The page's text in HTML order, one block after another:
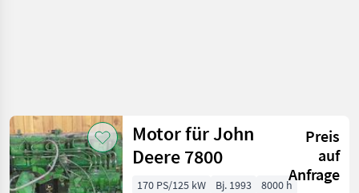
Motor für John
Deere 7800
Preis
auf
Anfrage
170 PS/125 kW Bj. 1993
8000 h